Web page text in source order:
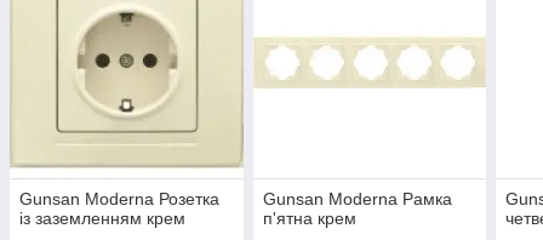
Gunsan Moderna Розетка
із заземленням крем
Gunsan Moderna Рамка
п'ятна крем